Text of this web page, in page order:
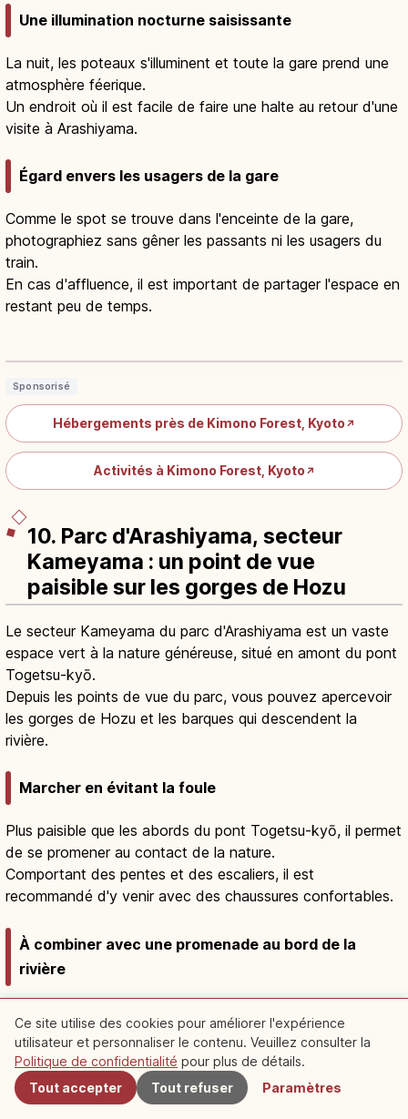
Une illumination nocturne saisissante
La nuit, les poteaux s'illuminent et toute la gare prend une
atmosphère féerique.
Un endroit où il est facile de faire une halte au retour d'une
visite à Arashiyama.
Égard envers les usagers de la gare
Comme le spot se trouve dans l'enceinte de la gare,
photographiez sans gêner les passants ni les usagers du
train.
En cas d'affluence, il est important de partager l'espace en
restant peu de temps.
Kimono Forest à Arashiyama :
Sponsorisé
Hébergements près de Kimono Forest, Kyoto ↗
Activités à Kimono Forest, Kyoto ↗
10. Parc d'Arashiyama, secteur
Kameyama : un point de vue
paisible sur les gorges de Hozu
Le secteur Kameyama du parc d'Arashiyama est un vaste
espace vert à la nature généreuse, situé en amont du pont
Togetsu-kyō.
Depuis les points de vue du parc, vous pouvez apercevoir
les gorges de Hozu et les barques qui descendent la
rivière.
Marcher en évitant la foule
Plus paisible que les abords du pont Togetsu-kyō, il permet
de se promener au contact de la nature.
Comportant des pentes et des escaliers, il est
recommandé d'y venir avec des chaussures confortables.
À combiner avec une promenade au bord de la
rivière
prête à une halte en profitant du paysage de la rivière.
Il convient à qui souhaite découvrir non seulement le
centre animé d'Arashiyama, mais aussi un lieu un peu plus
paisible.
À proximité
Ce site utilise des cookies pour améliorer l'expérience
utilisateur et personnaliser le contenu. Veuillez consulter la
Politique de confidentialité pour plus de détails.
Tout accepter
Tout refuser Paramètres